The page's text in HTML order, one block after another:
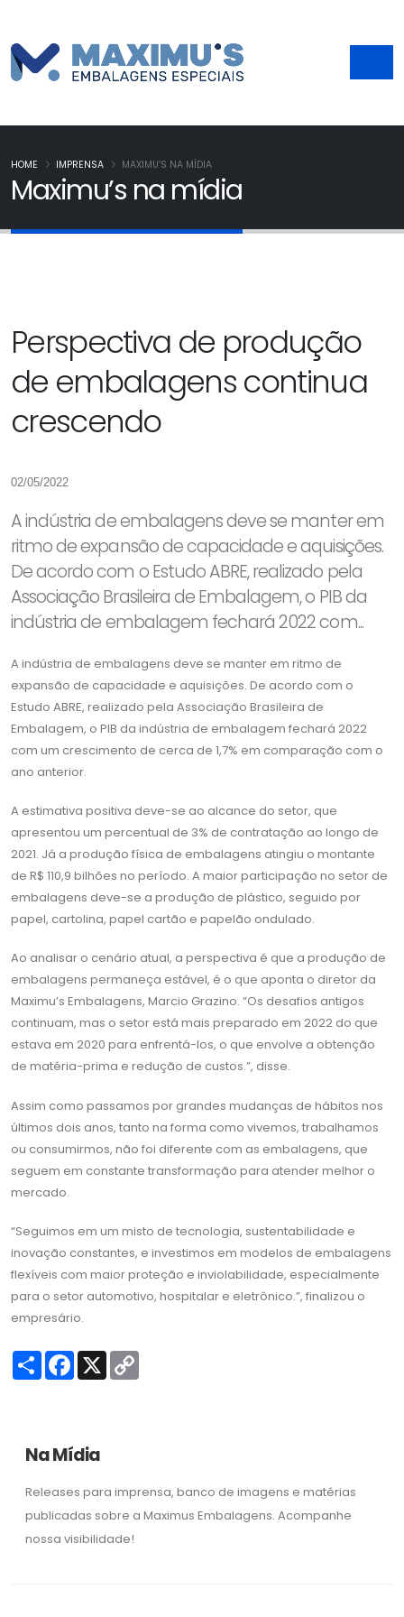
Maximu’s na mídia
HOME IMPRENSA MAXIMU’S NA MÍDIA
Perspectiva de produção
de embalagens continua
crescendo
02/05/2022
A indústria de embalagens deve se manter em
ritmo de expansão de capacidade e aquisições.
De acordo com o Estudo ABRE, realizado pela
Associação Brasileira de Embalagem, o PIB da
indústria de embalagem fechará 2022 com...
A indústria de embalagens deve se manter em ritmo de
expansão de capacidade e aquisições. De acordo com o
Estudo ABRE, realizado pela Associação Brasileira de
Embalagem, o PIB da indústria de embalagem fechará 2022
com um crescimento de cerca de 1,7% em comparação com o
ano anterior.
A estimativa positiva deve-se ao alcance do setor, que
apresentou um percentual de 3% de contratação ao longo de
2021. Já a produção física de embalagens atingiu o montante
de R$ 110,9 bilhões no período. A maior participação no setor de
embalagens deve-se a produção de plástico, seguido por
papel, cartolina, papel cartão e papelão ondulado.
Ao analisar o cenário atual, a perspectiva é que a produção de
embalagens permaneça estável, é o que aponta o diretor da
Maximu’s Embalagens, Marcio Grazino. “Os desafios antigos
continuam, mas o setor está mais preparado em 2022 do que
estava em 2020 para enfrentá-los, o que envolve a obtenção
de matéria-prima e redução de custos.”, disse.
Assim como passamos por grandes mudanças de hábitos nos
últimos dois anos, tanto na forma como vivemos, trabalhamos
ou consumirmos, não foi diferente com as embalagens, que
seguem em constante transformação para atender melhor o
mercado.
“Seguimos em um misto de tecnologia, sustentabilidade e
inovação constantes, e investimos em modelos de embalagens
flexíveis com maior proteção e inviolabilidade, especialmente
para o setor automotivo, hospitalar e eletrônico.”, finalizou o
empresário.
S
F
k
X
Na Mídia
Releases para imprensa, banco de imagens e matérias
publicadas sobre a Maximus Embalagens. Acompanhe
nossa visibilidade!